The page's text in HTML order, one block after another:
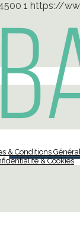
1 https://
& Conditions
& Cookies